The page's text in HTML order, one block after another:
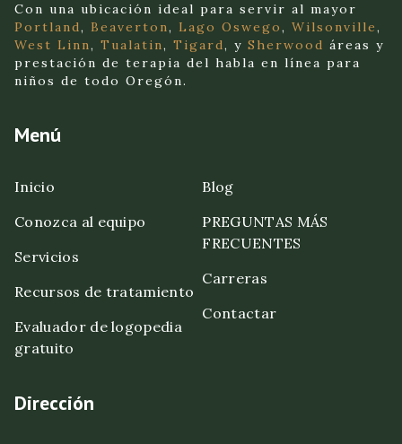
Con una ubicación ideal para servir al mayor
Portland, Beaverton, Lago Oswego, Wilsonville,
West Linn, Tualatin, Tigard, y Sherwood áreas y
prestación de terapia del habla en línea para
niños de todo Oregón.
Menú
Inicio
Conozca al equipo
Servicios
Recursos de tratamiento
Evaluador de logopedia
gratuito
Blog
PREGUNTAS MÁS
FRECUENTES
Carreras
Contactar
Dirección